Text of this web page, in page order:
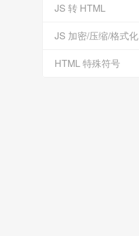
JS 转 HTML
JS 加密/压缩/格式化
HTML 特殊符号